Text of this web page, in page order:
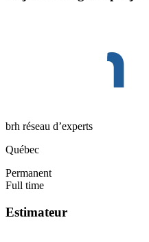
brh réseau d’experts
Québec
Permanent
Full time
Estimateur